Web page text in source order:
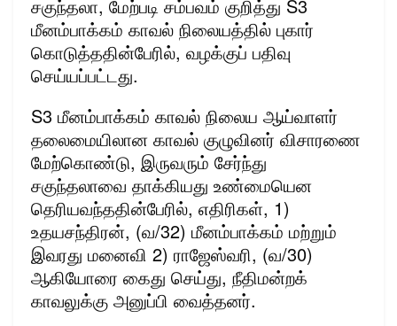
சகுந்தலா, மேற்படி சம்பவம் குறித்து S3
மீனம்பாக்கம் காவல் நிலையத்தில் புகார்
கொடுத்ததின்பேரில், வழக்குப் பதிவு
செய்யப்பட்டது.
S3 மீனம்பாக்கம் காவல் நிலைய ஆய்வாளர்
தலைமையிலான காவல் குழுவினர் விசாரணை
மேற்கொண்டு, இருவரும் சேர்ந்து
சகுந்தலாவை தாக்கியது உண்மையென
தெரியவந்ததின்பேரில், எதிரிகள், 1)
உதயசந்திரன், (வ/32) மீனம்பாக்கம் மற்றும்
இவரது மனைவி 2) ராஜேஸ்வரி, (வ/30)
ஆகியோரை கைது செய்து, நீதிமன்றக்
காவலுக்கு அனுப்பி வைத்தனர்.